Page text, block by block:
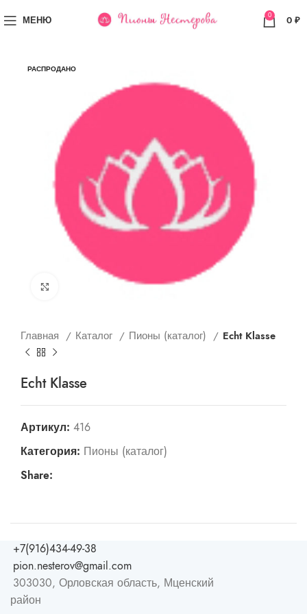
МЕНЮ 0 0 ₽
РАСПРОДАНО
Главная Каталог Пионы (каталог) Echt Klasse
Echt Klasse
Артикул: 416
Категория: Пионы (каталог)
Share:
+7(916)434-49-38
pion.nesterov@gmail.com
303030, Орловская область, Мценский
район